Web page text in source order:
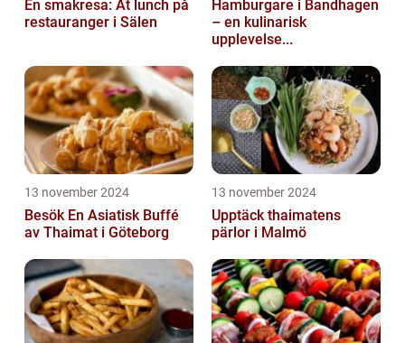
En smakresa: Ät lunch på
restauranger i Sälen
Hamburgare i Bandhagen
– en kulinarisk
upplevelse...
13 november 2024
Besök En Asiatisk Buffé
av Thaimat i Göteborg
13 november 2024
Upptäck thaimatens
pärlor i Malmö